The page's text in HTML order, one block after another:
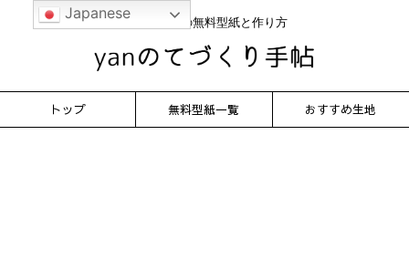
かんたん服の無料型紙と作り方
トップ 無料型紙一覧 おすすめ生地
Japanese